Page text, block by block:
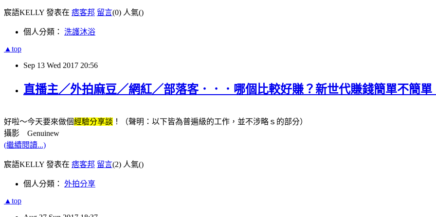
宸語KELLY 發表在 痞客邦 留言(0) 人氣()
個人分類： 洗護沐浴
▲top
Sep 13 Wed 2017 20:56
直播主／外拍麻豆／網紅／部落客．．．哪個比較好賺？新世代賺錢簡單不簡單
好啦～今天要來做個經驗分享談 ！（聲明：以下皆為普遍級的工作，並不涉略ｓ的部分）
攝影 Genuinew
(繼續閱讀...)
宸語KELLY 發表在 痞客邦 留言(2) 人氣()
個人分類： 外拍分享
▲top